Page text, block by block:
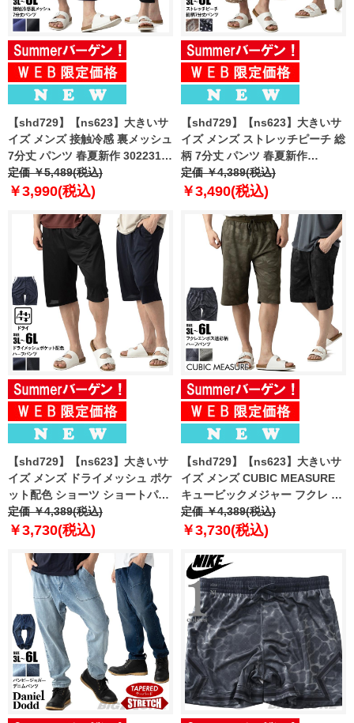
【shd729】【ns623】大きいサ
イズ メンズ 接触冷感 裏メッシュ
7分丈 パンツ 春夏新作 302231az
【fre】
定価 ￥5,489(税込)
￥3,990(税込)
【shd729】【ns623】大きいサ
イズ メンズ ストレッチピーチ 総
柄 7分丈 パンツ 春夏新作
302249az 【fre】
定価 ￥4,389(税込)
￥3,490(税込)
【shd729】【ns623】大きいサ
イズ メンズ ドライメッシュ ポケ
ット配色 ショーツ ショートパン
ツ ハーフパンツ 春夏新作
302252az 【fre】
定価 ￥4,389(税込)
￥3,730(税込)
【shd729】【ns623】大きいサ
イズ メンズ CUBIC MEASURE
キュービックメジャー フクレ エ
ンボス 迷彩柄 ショーツ ショート
パンツ ハーフパンツ 春夏新作
定価 ￥4,389(税込)
￥3,730(税込)